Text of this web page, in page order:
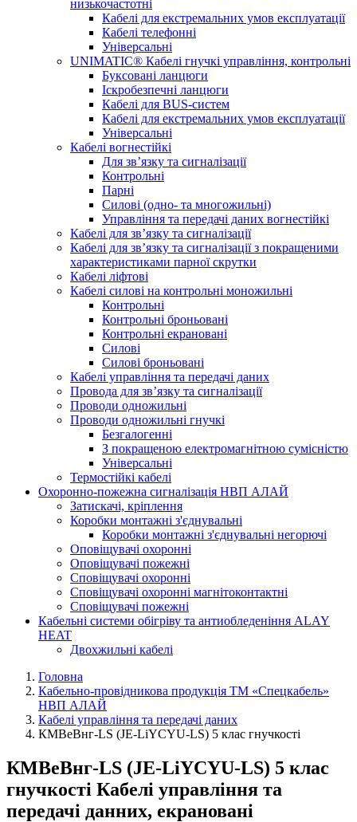
низькочастотні
Кабелі для екстремальних умов експлуатації
Кабелі телефонні
Універсальні
UNIMATIC® Кабелі гнучкі управління, контрольні
Буксовані ланцюги
Іскробезпечні ланцюги
Кабелі для BUS-систем
Кабелі для екстремальних умов експлуатації
Універсальні
Кабелі вогнестійкі
Для зв’язку та сигналізації
Контрольні
Парні
Силові (одно- та многожильні)
Управління та передачі даних вогнестійкі
Кабелі для зв’язку та сигналізації
Кабелі для зв’язку та сигналізації з покращеними
характеристиками парної скрутки
Кабелі ліфтові
Кабелі силові на контрольні моножильні
Контрольні
Контрольні броньовані
Контрольні екрановані
Силові
Силові броньовані
Кабелі управління та передачі даних
Провода для зв’язку та сигналізації
Проводи одножильні
Проводи одножильні гнучкі
Безгалогенні
З покращеною електромагнітною сумісністю
Універсальні
Термостійкі кабелі
Охоронно-пожежна сигналізація НВП АЛАЙ
Затискачі, кріплення
Коробки монтажні з'єднувальні
Коробки монтажні з'єднувальні негорючі
Оповіщувачі охоронні
Оповіщувачі пожежні
Сповіщувачі охоронні
Сповіщувачі охоронні магнітоконтактні
Сповіщувачі пожежні
Кабельні системи обігріву та антиобледеніння ALAY
HEAT
Двохжильні кабелі
Головна
Кабельно-провідникова продукція ТМ «Спецкабель»
НВП АЛАЙ
Кабелі управління та передачі даних
КМВеВнг-LS (JE-LiYCYU-LS) 5 клас гнучкості
КМВеВнг-LS (JE-LiYCYU-LS) 5 клас
гнучкості Кабелі управління та
передачі данних, екрановані